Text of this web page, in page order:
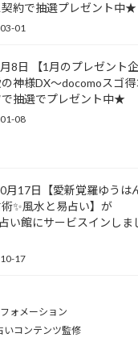
契約で抽選プレゼント中★
01
8日 【1月のプレゼント企
神様DX〜docomoスゴ得
で抽選でプレゼント中★
08
月17日【愛新覚羅ゆうは
✨風水と易占い】が
い館にサービスインしま
17
ォメーション
いコンテンツ監修